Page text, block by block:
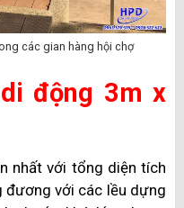
các gian hàng hội chợ
động 3m x
nhất với tổng diện tích
đương với các lều dựng